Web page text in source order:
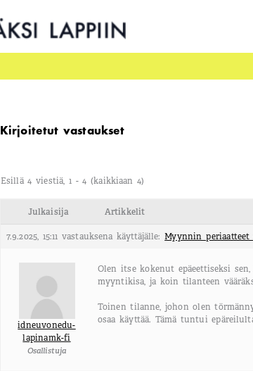
Kirjoitetut vastaukset
Esillä 4 viestiä, 1 - 4 (kaikkiaan 4)
Julkaisija Artikkelit
7.9.2025, 15:11 vastauksena käyttäjälle:Myynnin
idneuvonedu-
lapinamk-fi
Osallistuja
Olen itse kokenut epäeettiseksi
myyntikisa, ja koin tilanteen
Toinen tilanne, johon olen
osaa käyttää. Tämä tuntui